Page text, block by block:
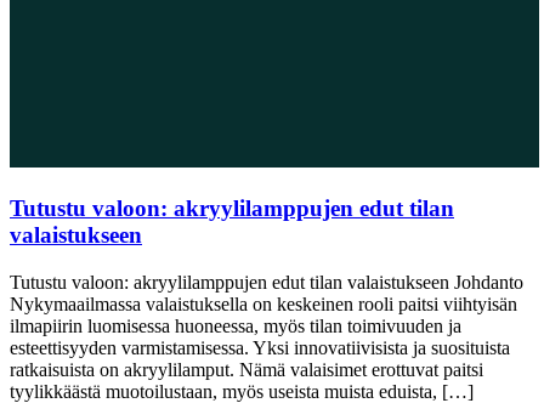
Tutustu valoon: akryylilamppujen edut tilan
valaistukseen
Tutustu valoon: akryylilamppujen edut tilan valaistukseen Johdanto
Nykymaailmassa valaistuksella on keskeinen rooli paitsi viihtyisän
ilmapiirin luomisessa huoneessa, myös tilan toimivuuden ja
esteettisyyden varmistamisessa. Yksi innovatiivisista ja suosituista
ratkaisuista on akryylilamput. Nämä valaisimet erottuvat paitsi
tyylikkäästä muotoilustaan, myös useista muista eduista, […]